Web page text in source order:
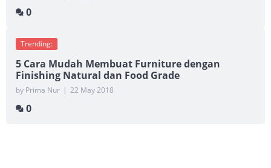
0
Trending:
5 Cara Mudah Membuat Furniture dengan
Finishing Natural dan Food Grade
by Prima Nur | 22 May 2018
0